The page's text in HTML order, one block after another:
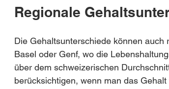
Regionale
Die Gehaltsunterschiede können
Basel oder Genf, wo die
über dem schweizerischen
berücksichtigen, wenn man das